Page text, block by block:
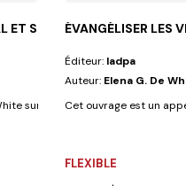
ET SPIRITUE
sur la psychologie et la sante...
ÉVANGÉLISER LES
Éditeur: Iadpa
Auteur: Elena G. De
Cet ouvrage est un
FLEXIBLE